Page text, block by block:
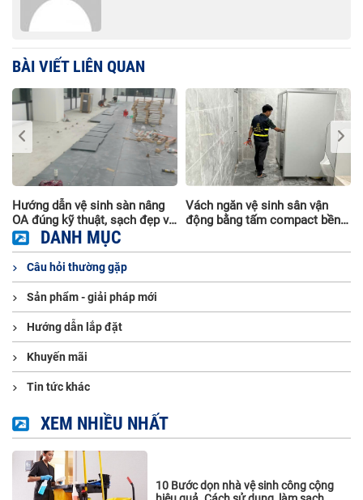
BÀI VIẾT LIÊN QUAN
Hướng dẫn vệ sinh sàn nâng
OA đúng kỹ thuật, sạch đẹp và
bền lâu
Vách ngăn vệ sinh sân vận
động bằng tấm compact bền
DANH MỤC
Câu hỏi thường gặp
Sản phẩm - giải pháp mới
Hướng dẫn lắp đặt
Khuyến mãi
Tin tức khác
XEM NHIỀU NHẤT
10 Bước dọn nhà vệ sinh công cộng